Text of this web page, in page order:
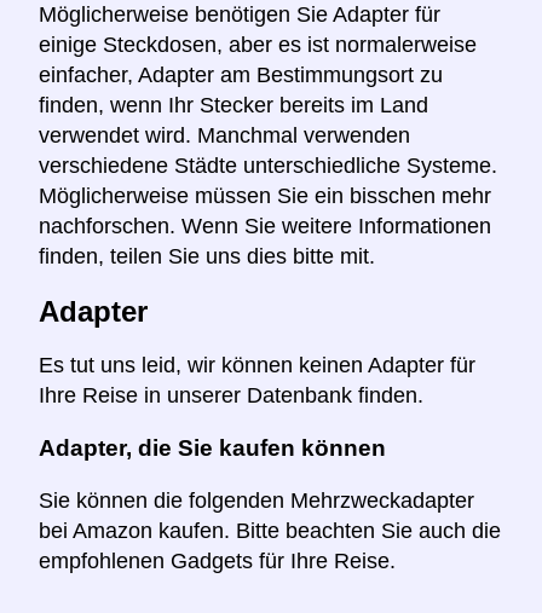
Möglicherweise benötigen Sie Adapter für
einige Steckdosen, aber es ist normalerweise
einfacher, Adapter am Bestimmungsort zu
finden, wenn Ihr Stecker bereits im Land
verwendet wird. Manchmal verwenden
verschiedene Städte unterschiedliche Systeme.
Möglicherweise müssen Sie ein bisschen mehr
nachforschen. Wenn Sie weitere Informationen
finden, teilen Sie uns dies bitte mit.
Adapter
Es tut uns leid, wir können keinen Adapter für
Ihre Reise in unserer Datenbank finden.
Adapter, die Sie kaufen können
Sie können die folgenden Mehrzweckadapter
bei Amazon kaufen. Bitte beachten Sie auch die
empfohlenen Gadgets für Ihre Reise.